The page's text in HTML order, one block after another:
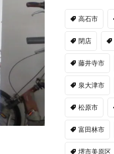
高石市
閉店
藤井寺市
泉大津市
松原市
富田林市
堺市美原区